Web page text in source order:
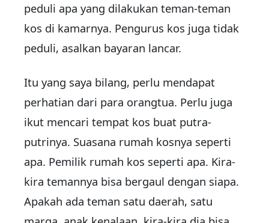
peduli apa yang dilakukan teman-teman
kos di kamarnya. Pengurus kos juga tidak
peduli, asalkan bayaran lancar.
Itu yang saya bilang, perlu mendapat
perhatian dari para orangtua. Perlu juga
ikut mencari tempat kos buat putra-
putrinya. Suasana rumah kosnya seperti
apa. Pemilik rumah kos seperti apa. Kira-
kira temannya bisa bergaul dengan siapa.
Apakah ada teman satu daerah, satu